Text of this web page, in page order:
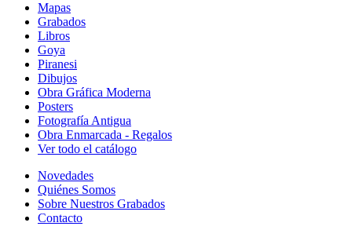
Mapas
Grabados
Libros
Goya
Piranesi
Dibujos
Obra Gráfica Moderna
Posters
Fotografía Antigua
Obra Enmarcada - Regalos
Ver todo el catálogo
Novedades
Quiénes Somos
Sobre Nuestros Grabados
Contacto